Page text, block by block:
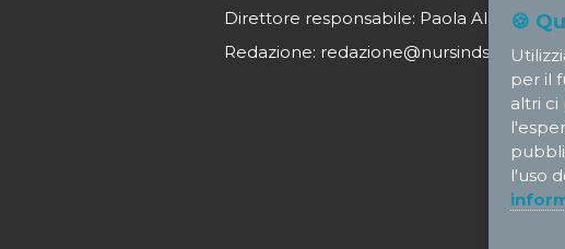
Direttore responsabile: Paola Alagia
Redazione: redazione@nursindsanita.it
🍪
per il
altri ci
l'uso